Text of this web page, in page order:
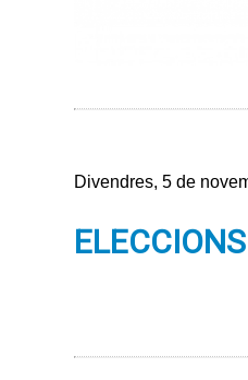
Divendres, 5 de